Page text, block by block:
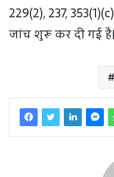
229(2), 237,
जांच शुरू कर दी गई है।